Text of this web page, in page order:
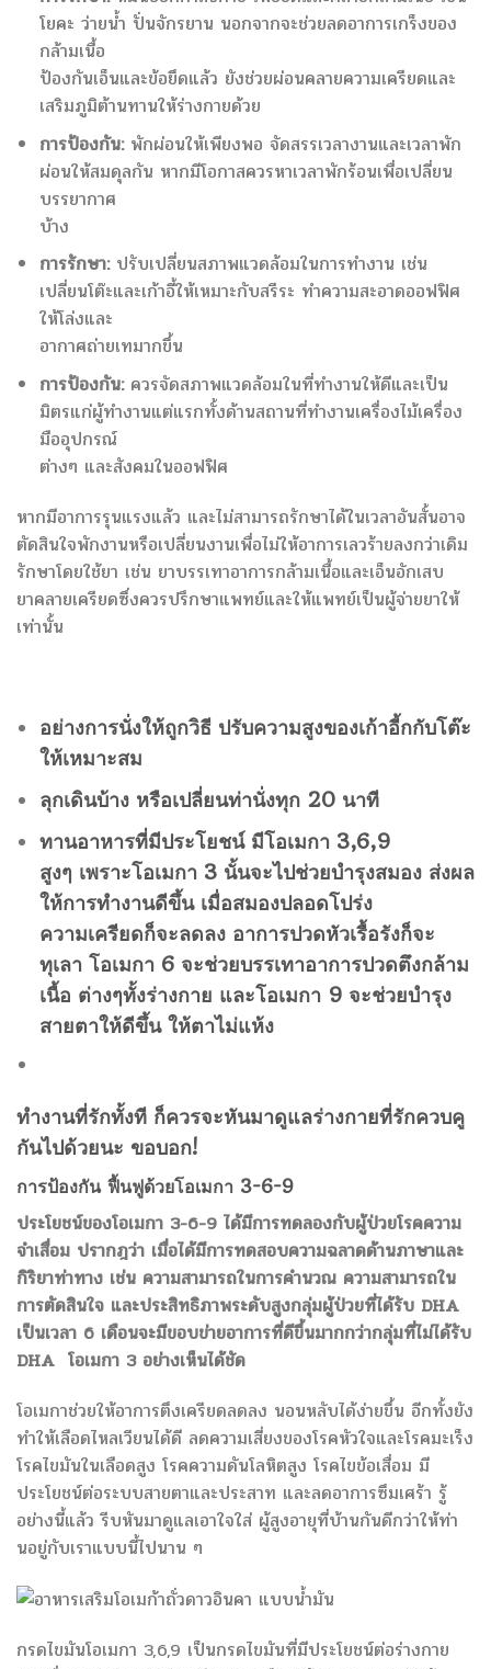
โยคะ ว่ายน้ำ ปั่นจักรยาน นอกจากจะช่วยลดอาการเกร็งของ
กล้ามเนื้อ
ป้องกันเอ็นและข้อยึดแล้ว ยังช่วยผ่อนคลายความเครียดและ
เสริมภูมิต้านทานให้ร่างกายด้วย
การป้องกัน:พักผ่อนให้เพียงพอ จัดสรรเวลางานและเวลาพัก
ผ่อนให้สมดุลกัน หากมีโอกาสควรหาเวลาพักร้อนเพื่อเปลี่ยน
บรรยากาศ
บ้าง
การรักษา:ปรับเปลี่ยนสภาพแวดล้อมในการทำงาน เช่น
เปลี่ยนโต๊ะและเก้าอี้ให้เหมาะกับสรีระ ทำความสะอาดออฟฟิศ
ให้โล่งและ
อากาศถ่ายเทมากขึ้น
การป้องกัน:ควรจัดสภาพแวดล้อมในที่ทำงานให้ดีและเป็น
มิตรแก่ผู้ทำงานแต่แรกทั้งด้านสถานที่ทำงานเครื่องไม้เครื่อง
มืออุปกรณ์
ต่างๆ และสังคมในออฟฟิศ
หากมีอาการรุนแรงแล้ว และไม่สามารถรักษาได้ในเวลาอันสั้นอาจ
ตัดสินใจพักงานหรือเปลี่ยนงานเพื่อไม่ให้อาการเลวร้ายลงกว่าเดิม
รักษาโดยใช้ยา เช่น ยาบรรเทาอาการกล้ามเนื้อและเอ็นอักเสบ
ยาคลายเครียดซึ่งควรปรึกษาแพทย์และให้แพทย์เป็นผู้จ่ายยาให้
เท่านั้น
อย่างการนั่งให้ถูกวิธี ปรับความสูงของเก้าอี้กกับโต๊ะ
ให้เหมาะสม
ลุกเดินบ้าง หรือเปลี่ยนท่านั่งทุก 20 นาที
ทานอาหารที่มีประโยชน์ มีโอเมกา 3,6,9
สูงๆ เพราะโอเมกา 3 นั้นจะไปช่วยบำรุงสมอง ส่งผล
ให้การทำงานดีขึ้น เมื่อสมองปลอดโปร่ง
ความเครียดก็จะลดลง อาการปวดหัวเรื้อรังก็จะ
ทุเลา โอเมกา 6 จะช่วยบรรเทาอาการปวดตึงกล้าม
เนื้อ ต่างๆทั้งร่างกาย และโอเมกา 9 จะช่วยบำรุง
สายตาให้ดีขึ้น ให้ตาไม่แห้ง
ทำงานที่รักทั้งที ก็ควรจะหันมาดูแลร่างกายที่รักควบคู
กันไปด้วยนะ ขอบอก!
การป้องกัน ฟื้นฟูด้วยโอเมกา 3-6-9
ประโยชน์ของโอเมกา 3-6-9 ได้มีการทดลองกับผู้ป่วยโรคความ
จำเสื่อม ปรากฎว่า เมื่อได้มีการทดสอบความฉลาดด้านภาษาและ
กิริยาท่าทาง เช่น ความสามารถในการคำนวณ ความสามารถใน
การตัดสินใจ และประสิทธิภาพระดับสูงกลุ่มผู้ป่วยที่ได้รับ DHA
เป็นเวลา 6 เดือนจะมีขอบข่ายอาการที่ดีขึ้นมากกว่ากลุ่มที่ไม่ได้รับ
DHA โอเมกา 3 อย่างเห็นได้ชัด
โอเมกาช่วยให้อาการตึงเครียดลดลง นอนหลับได้ง่ายขึ้น อีกทั้งยัง
ทำให้เลือดไหลเวียนได้ดี ลดความเสี่ยงของโรคหัวใจและโรคมะเร็ง
โรคไขมันในเลือดสูง โรคความดันโลหิตสูง โรคไขข้อเสื่อม มี
ประโยชน์ต่อระบบสายตาและประสาท และลดอาการซึมเศร้า รู้
อย่างนี้แล้ว รีบหันมาดูแลเอาใจใส่ ผู้สูงอายุที่บ้านกันดีกว่าให้ท่า
นอยู่กับเราแบบนี้ไปนาน ๆ
กรดไขมันโอเมกา 3,6,9 เป็นกรดไขมันที่มีประโยชน์ต่อร่างกาย